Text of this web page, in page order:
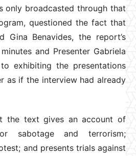
only broadcasted through that
questioned the fact that
Gina Benavides, the report’s
and Presenter Gabriela
exhibiting the presentations
as if the interview had already
the text gives an account of
sabotage and terrorism;
and presents trials against